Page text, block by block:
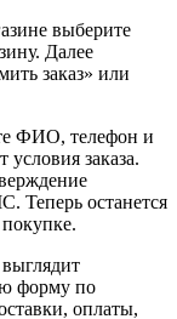
выберите
Далее
заказ» или
ФИО, телефон и
заказа.
Теперь останется
форму по
оплаты,